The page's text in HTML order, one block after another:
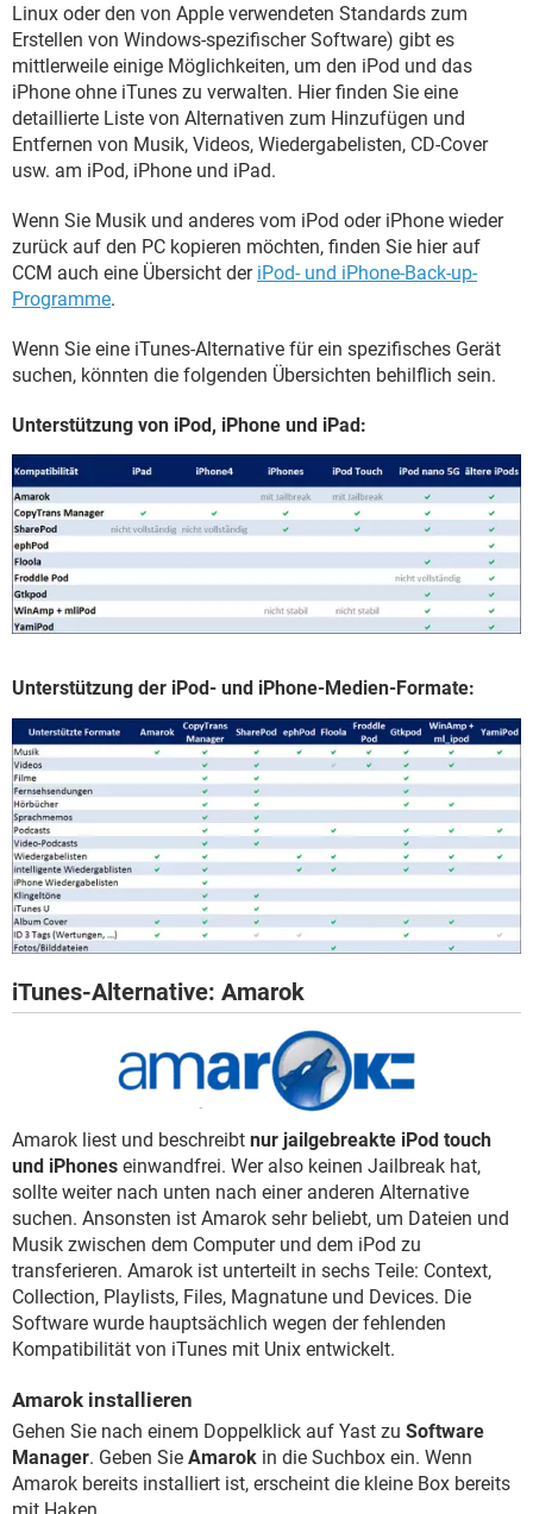
Linux oder den von Apple verwendeten Standards zum
Erstellen von Windows-spezifischer Software) gibt es
mittlerweile einige Möglichkeiten, um den iPod und das
iPhone ohne iTunes zu verwalten. Hier finden Sie eine
detaillierte Liste von Alternativen zum Hinzufügen und
Entfernen von Musik, Videos, Wiedergabelisten, CD-Cover
usw. am iPod, iPhone und iPad.
Wenn Sie Musik und anderes vom iPod oder iPhone wieder
zurück auf den PC kopieren möchten, finden Sie hier auf
CCM auch eine Übersicht der iPod- und iPhone-Back-up-
Programme.
Wenn Sie eine iTunes-Alternative für ein spezifisches Gerät
suchen, könnten die folgenden Übersichten behilflich sein.
Unterstützung von iPod, iPhone und iPad:
Unterstützung der iPod- und iPhone-Medien-Formate:
iTunes-Alternative: Amarok
Amarok liest und beschreibt nur jailgebreakte iPod touch
und iPhones einwandfrei. Wer also keinen Jailbreak hat,
sollte weiter nach unten nach einer anderen Alternative
suchen. Ansonsten ist Amarok sehr beliebt, um Dateien und
Musik zwischen dem Computer und dem iPod zu
transferieren. Amarok ist unterteilt in sechs Teile: Context,
Collection, Playlists, Files, Magnatune und Devices. Die
Software wurde hauptsächlich wegen der fehlenden
Kompatibilität von iTunes mit Unix entwickelt.
Amarok installieren
Gehen Sie nach einem Doppelklick auf Yast zu Software
Manager. Geben Sie Amarok in die Suchbox ein. Wenn
Amarok bereits installiert ist, erscheint die kleine Box bereits